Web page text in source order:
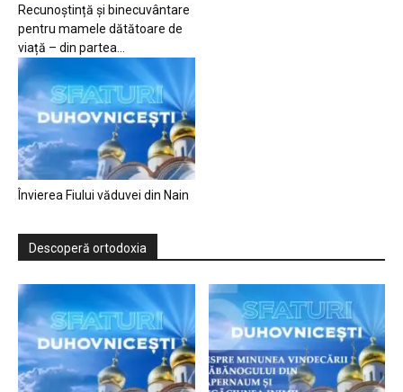
Recunoștință și binecuvântare
pentru mamele dătătoare de
viață – din partea...
Învierea Fiului văduvei din Nain
Descoperă ortodoxia